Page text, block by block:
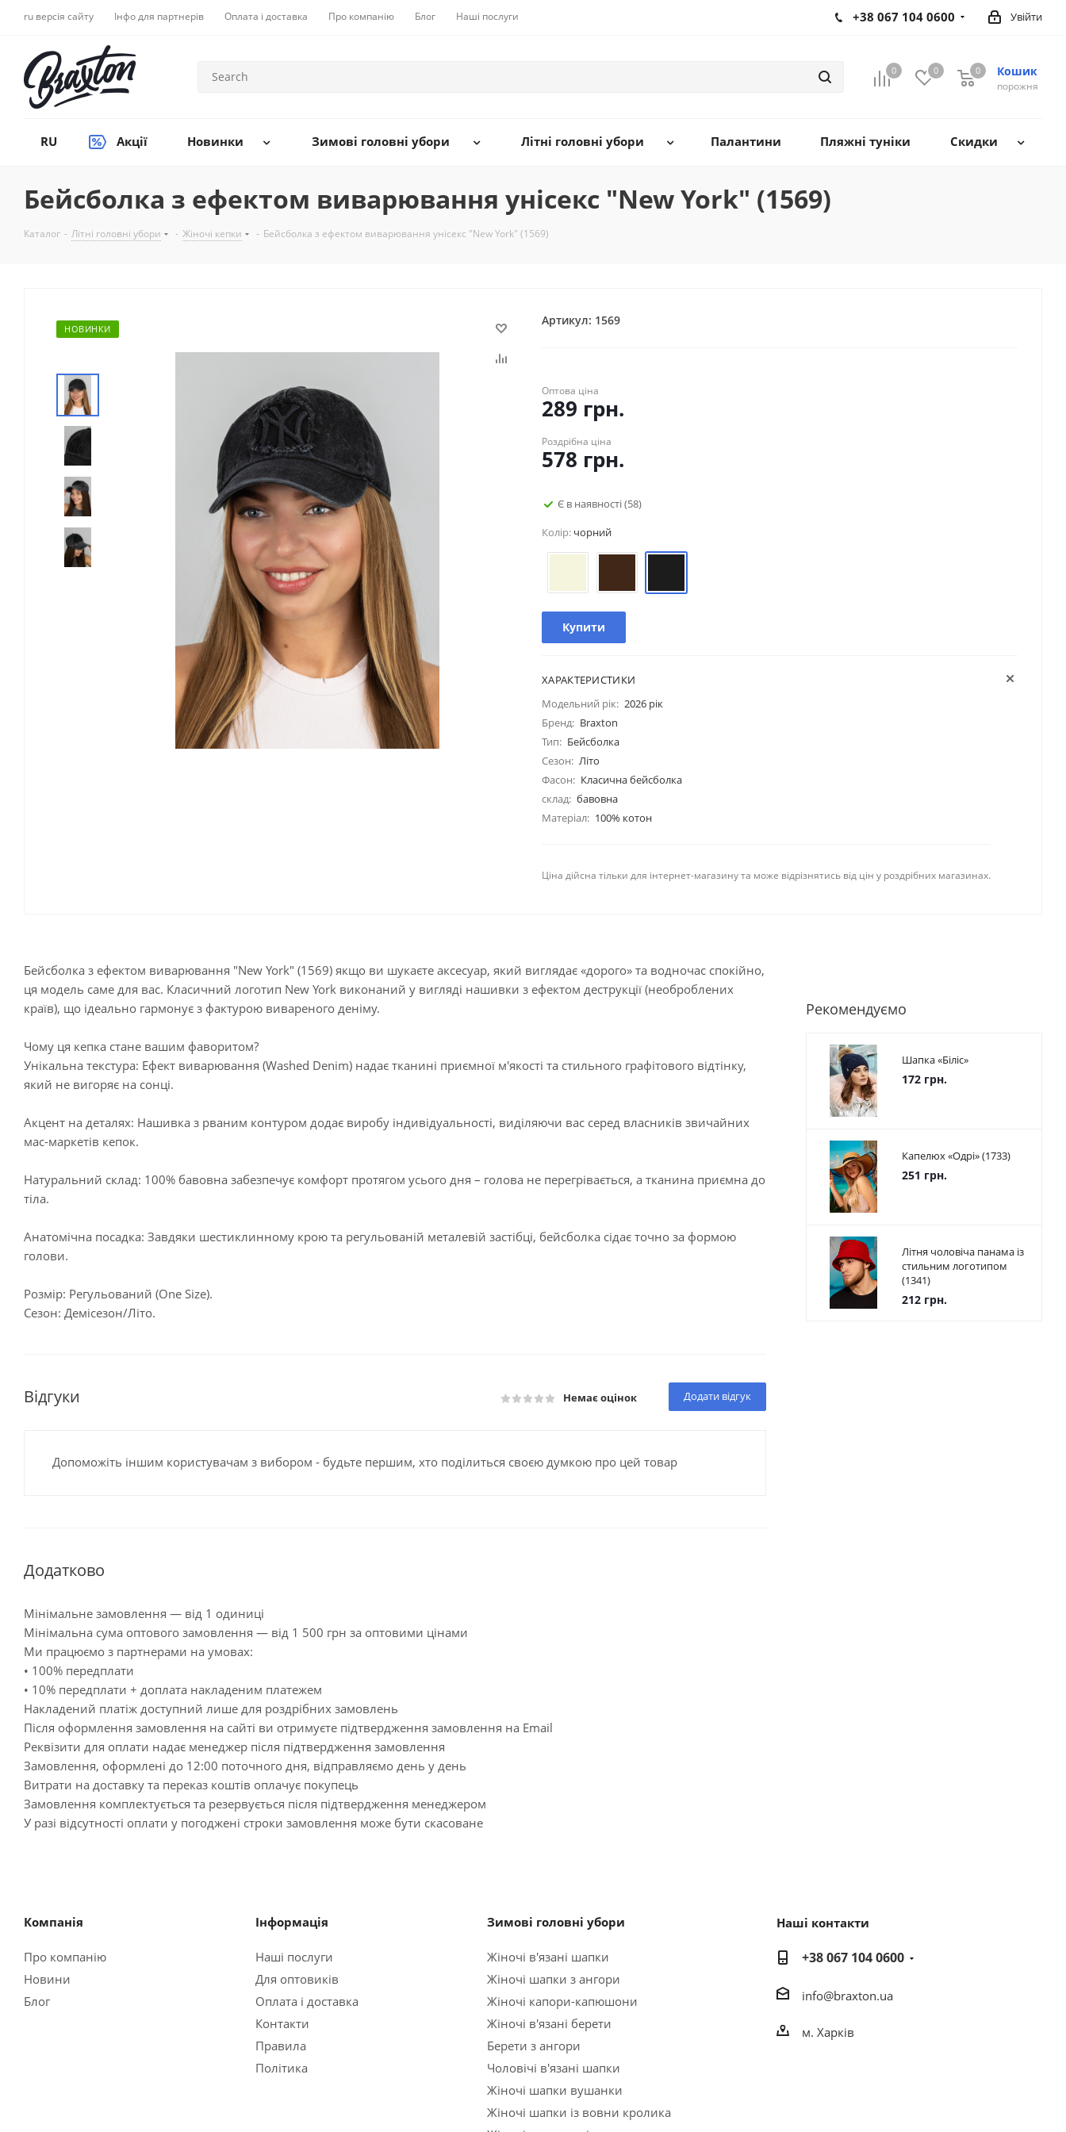
ru версія сайту Інфо для партнерів Оплата і доставка Про компанію Блог Наші послуги Увійти
+38 067 104 0600
0 0 Кошик
0
порожня
0
RU Акції Новинки Зимові головні убори Літні головні убори Палантини Пляжні туніки Скидки
Бейсболка з ефектом виварювання унісекс "New York" (1569)
Каталог - Літні головні убори - Жіночі кепки - Бейсболка з ефектом виварювання унісекс "New York" (1569)
НОВИНКИ
Артикул: 1569
Оптова ціна
289 грн.
Роздрібна ціна
578 грн.
Є в наявності(58)
Колір: чорний
Купити
ХАРАКТЕРИСТИКИ
Модельний рік: 2026 рік
Бренд: Braxton
Тип: Бейсболка
Сезон: Літо
Фасон: Класична бейсболка
склад: бавовна
Матеріал: 100% котон
Ціна дійсна тільки для інтернет-магазину та може відрізнятись від цін у роздрібних магазинах.
Бейсболка з ефектом виварювання "New York" (1569) якщо ви шукаєте аксесуар, який виглядає «дорого» та водночас спокійно,
ця модель саме для вас. Класичний логотип New York виконаний у вигляді нашивки з ефектом деструкції (необроблених
країв), що ідеально гармонує з фактурою вивареного деніму.
Чому ця кепка стане вашим фаворитом?
Унікальна текстура: Ефект виварювання (Washed Denim) надає тканині приємної м'якості та стильного графітового відтінку,
який не вигоряє на сонці.
Акцент на деталях: Нашивка з рваним контуром додає виробу індивідуальності, виділяючи вас серед власників звичайних
мас-маркетів кепок.
Натуральний склад: 100% бавовна забезпечує комфорт протягом усього дня – голова не перегрівається, а тканина приємна до
тіла.
Анатомічна посадка: Завдяки шестиклинному крою та регульованій металевій застібці, бейсболка сідає точно за формою
голови.
Розмір: Регульований (One Size).
Сезон: Демісезон/Літо.
Відгуки Немає оцінок Додати відгук
Допоможіть іншим користувачам з вибором - будьте першим, хто поділиться своєю думкою про цей товар
Додатково
Мінімальне замовлення — від 1 одиниці
Мінімальна сума оптового замовлення — від 1 500 грн за оптовими цінами
Ми працюємо з партнерами на умовах:
• 100% передплати
• 10% передплати + доплата накладеним платежем
Накладений платіж доступний лише для роздрібних замовлень
Після оформлення замовлення на сайті ви отримуєте підтвердження замовлення на Email
Реквізити для оплати надає менеджер після підтвердження замовлення
Замовлення, оформлені до 12:00 поточного дня, відправляємо день у день
Витрати на доставку та переказ коштів оплачує покупець
Замовлення комплектується та резервується після підтвердження менеджером
У разі відсутності оплати у погоджені строки замовлення може бути скасоване
Рекомендуємо
Шапка «Біліс»
172 грн.
Капелюх «Одрі» (1733)
251 грн.
Літня чоловіча панама із
стильним логотипом
(1341)
212 грн.
Компанія
Про компанію
Новини
Блог
Інформація
Наші послуги
Для оптовиків
Оплата і доставка
Контакти
Правила
Політика
Зимові головні убори
Жіночі в'язані шапки
Жіночі шапки з ангори
Жіночі капори-капюшони
Жіночі в'язані берети
Берети з ангори
Чоловічі в'язані шапки
Жіночі шапки вушанки
Жіночі шапки із вовни кролика
Наші контакти
+38 067 104 0600
info@braxton.ua
м. Харків